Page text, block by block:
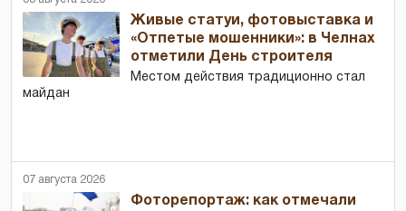
Живые статуи, фотовыставка и
«Отпетые мошенники»: в Челнах
отметили День строителя
Местом действия традиционно стал
майдан
07 августа 2026
Фоторепортаж: как отмечали